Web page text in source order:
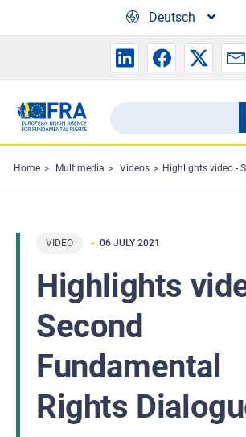
Deutsch
Search
the
FRA
website
Suche
Home Multimedia Videos Highlights video - Second
VIDEO 06 JULY 2021
Highlights
Second
Fundamental
Rights